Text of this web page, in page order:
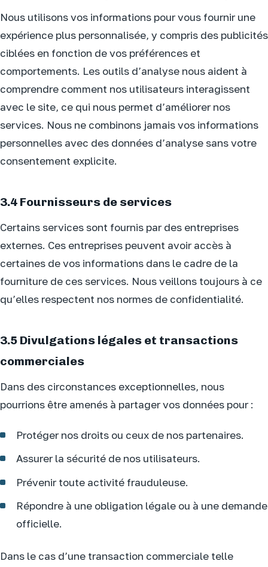
Nous utilisons vos informations pour vous fournir une
expérience plus personnalisée, y compris des publicités
ciblées en fonction de vos préférences et
comportements. Les outils d’analyse nous aident à
comprendre comment nos utilisateurs interagissent
avec le site, ce qui nous permet d’améliorer nos
services. Nous ne combinons jamais vos informations
personnelles avec des données d’analyse sans votre
consentement explicite.
3.4 Fournisseurs de services
Certains services sont fournis par des entreprises
externes. Ces entreprises peuvent avoir accès à
certaines de vos informations dans le cadre de la
fourniture de ces services. Nous veillons toujours à ce
qu’elles respectent nos normes de confidentialité.
3.5 Divulgations légales et transactions
commerciales
Dans des circonstances exceptionnelles, nous
pourrions être amenés à partager vos données pour :
Protéger nos droits ou ceux de nos partenaires.
Assurer la sécurité de nos utilisateurs.
Prévenir toute activité frauduleuse.
Répondre à une obligation légale ou à une demande
officielle.
Dans le cas d’une transaction commerciale telle